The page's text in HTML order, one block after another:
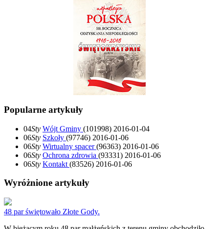
Popularne artykuły
04Sty Wójt Gminy (101998) 2016-01-04
06Sty Szkoły (97746) 2016-01-06
06Sty Wirtualny spacer(96363) 2016-01-06
06Sty Ochrona zdrowia (93331) 2016-01-06
06Sty Kontakt (83526) 2016-01-06
Wyróżnione artykuły
48 par świętowało Złote Gody.